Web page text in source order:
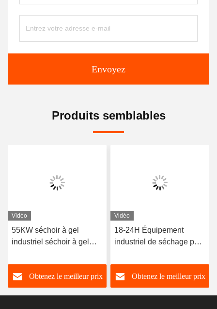
Envoyez
Produits semblables
Vidéo
55KW séchoir à gel
industriel séchoir à gel
kg/ lot
Obtenez le meilleur prix
Vidéo
18-24H Équipement
industriel de séchage par
Obtenez le meilleur prix